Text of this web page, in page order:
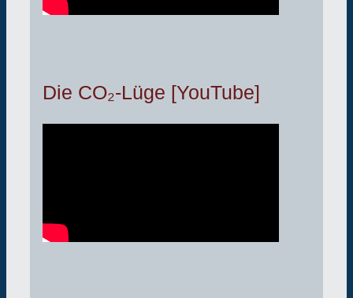
Die CO₂-Lüge [YouTube]